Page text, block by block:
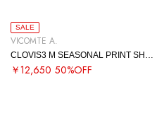
SALE
VICOMTE A.
￥12,650 50%OFF